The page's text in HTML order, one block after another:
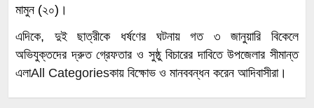
মামুন (২০)।
এদিকে, দুই ছাত্রীকে ধর্ষণের ঘটনায় গত ৩ জানুয়ারি বিকেলে
অভিযুক্তদের দ্রুত গ্রেফতার ও সুষ্ঠু বিচারের দাবিতে উপজেলার সীমান্ত
এলাAll Categoriesকায় বিক্ষোভ ও মানববন্ধন করেন আদিবাসীরা।